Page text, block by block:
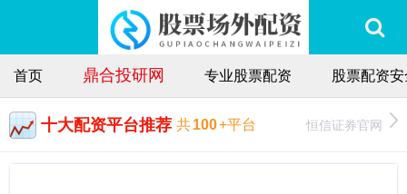
首页 鼎合投研网 专业股票配资 股票配资
十大配资平台推荐 共100+平台 恒信证券官网